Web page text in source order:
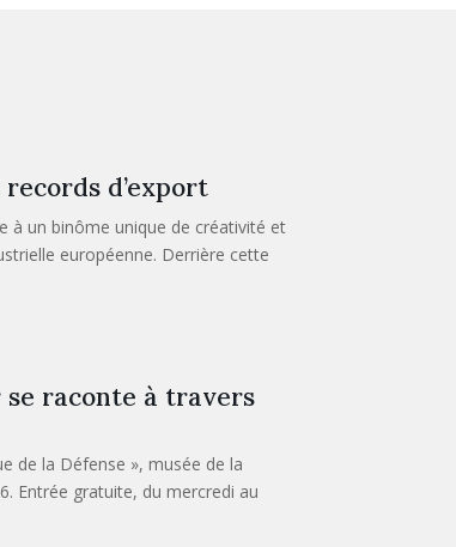
d’export
à un binôme unique de créativité et
européenne. Derrière cette
se raconte à travers
de la Défense », musée de la
Entrée gratuite, du mercredi au